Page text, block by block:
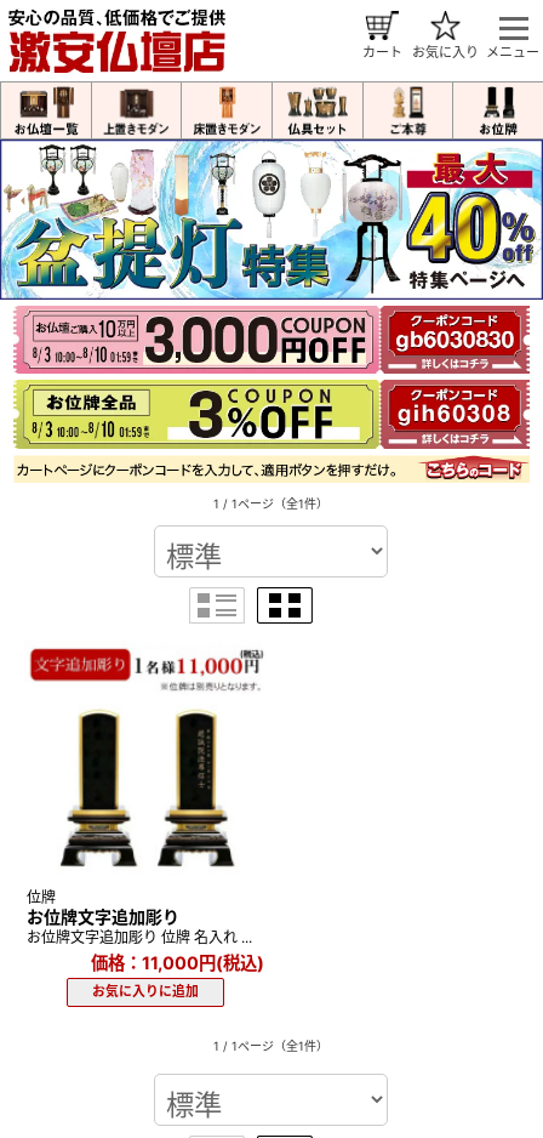
メニュー
お気に入り
カート
1 / 1ページ （全1件）
位牌
お位牌文字追加彫り
お位牌文字追加彫り 位牌 名入れ ...
価格：11,000円(税込)
1 / 1ページ （全1件）